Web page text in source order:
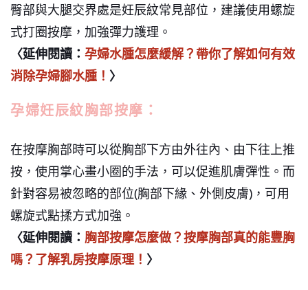
臀部與大腿交界處是妊辰紋常見部位，建議使用螺旋
式打圈按摩，加強彈力護理。
〈延伸閱讀： 孕婦水腫怎麼緩解？帶你了解如何有效
消除孕婦腳水腫！ 〉
孕婦妊辰紋胸部按摩：
在按摩胸部時可以從胸部下方由外往內、由下往上推
按，使用掌心畫小圈的手法，可以促進肌膚彈性。而
針對容易被忽略的部位(胸部下緣、外側皮膚)，可用
螺旋式點揉方式加強。
〈延伸閱讀： 胸部按摩怎麼做？按摩胸部真的能豐胸
嗎？了解乳房按摩原理！ 〉